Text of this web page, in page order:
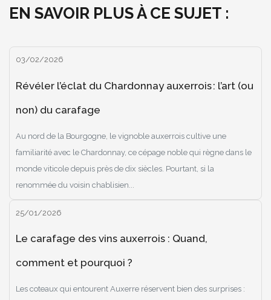
EN SAVOIR PLUS À CE SUJET :
03/02/2026
Révéler l’éclat du Chardonnay auxerrois : l’art (ou
non) du carafage
Au nord de la Bourgogne, le vignoble auxerrois cultive une
familiarité avec le Chardonnay, ce cépage noble qui règne dans le
monde viticole depuis près de dix siècles. Pourtant, si la
renommée du voisin chablisien...
25/01/2026
Le carafage des vins auxerrois : Quand,
comment et pourquoi ?
Les coteaux qui entourent Auxerre réservent bien des surprises :